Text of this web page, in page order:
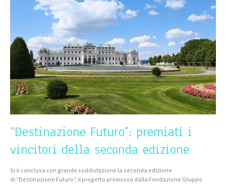
“Destinazione Futuro”: premiati i
vincitori della seconda edizione
Si è conclusa con grande soddisfazione la seconda edizione
di “Destinazione Futuro”, il progetto promosso dalla Fondazione Gruppo
seconda
edizione